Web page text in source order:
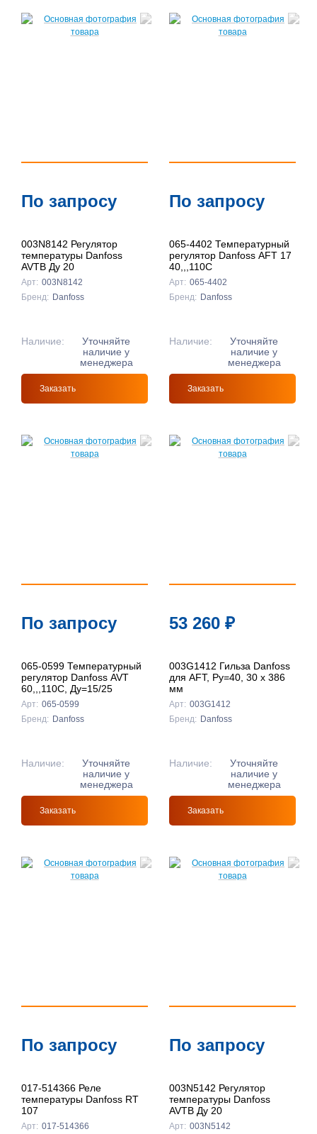
По запросу
003N8142 Регулятор
температуры Danfoss
AVTB Ду 20
Арт: 003N8142
Бренд: Danfoss
Наличие:
Уточняйте
наличие у
менеджера
Заказать
По запросу
065-4402 Температурный
регулятор Danfoss AFT 17
40,,,110C
Арт: 065-4402
Бренд: Danfoss
Наличие:
Уточняйте
наличие у
менеджера
Заказать
По запросу
065-0599 Температурный
регулятор Danfoss AVT
60,,,110C, Ду=15/25
Арт: 065-0599
Бренд: Danfoss
Наличие:
Уточняйте
наличие у
менеджера
Заказать
53 260 ₽
003G1412 Гильза Danfoss
для AFT, Ру=40, 30 х 386
мм
Арт: 003G1412
Бренд: Danfoss
Наличие:
Уточняйте
наличие у
менеджера
Заказать
По запросу
017-514366 Реле
температуры Danfoss RT
107
Арт: 017-514366
По запросу
003N5142 Регулятор
температуры Danfoss
AVTB Ду 20
Арт: 003N5142